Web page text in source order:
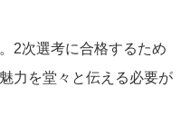
2次選考に合格するため
力を堂々と伝える必要が